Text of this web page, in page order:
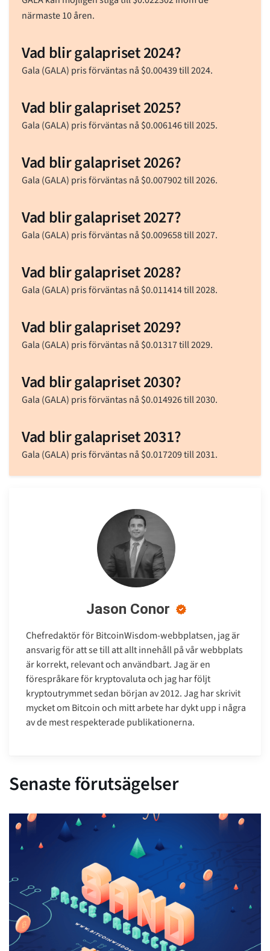
närmaste 10 åren.
Vad blir galapriset 2024?
Gala (GALA) pris förväntas nå $0.00439till 2024.
Vad blir galapriset 2025?
Gala (GALA) pris förväntas nå $0.006146till 2025.
Vad blir galapriset 2026?
Gala (GALA) pris förväntas nå $0.007902till 2026.
Vad blir galapriset 2027?
Gala (GALA) pris förväntas nå $0.009658till 2027.
Vad blir galapriset 2028?
Gala (GALA) pris förväntas nå $0.011414till 2028.
Vad blir galapriset 2029?
Gala (GALA) pris förväntas nå $0.01317till 2029.
Vad blir galapriset 2030?
Gala (GALA) pris förväntas nå $0.014926till 2030.
Vad blir galapriset 2031?
Gala (GALA) pris förväntas nå $0.017209till 2031.
Jason Conor
Chefredaktör för BitcoinWisdom-webbplatsen, jag är
ansvarig för att se till att allt innehåll på vår webbplats
är korrekt, relevant och användbart. Jag är en
förespråkare för kryptovaluta och jag har följt
kryptoutrymmet sedan början av 2012. Jag har skrivit
mycket om Bitcoin och mitt arbete har dykt upp i några
av de mest respekterade publikationerna.
Senaste förutsägelser